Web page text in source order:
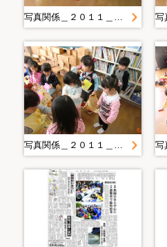
写真関係＿２０１１＿０４＿２８ ｆｒｏｍ西田
写真関係＿２０１１＿０４＿２８ ｆｒｏｍ西田